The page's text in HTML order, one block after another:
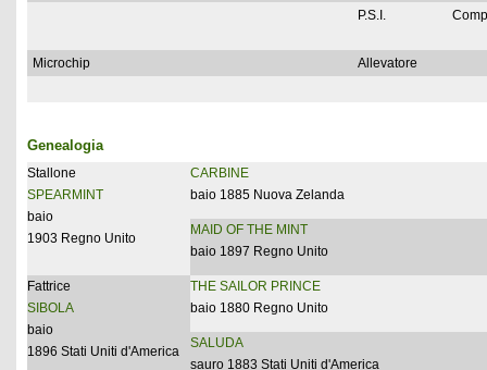
P.S.I.
Microchip Allevatore
Genealogia
Stallone
SPEARMINT
baio
1903 Regno Unito
CARBINE
baio 1885 Nuova Zelanda
MAID OF THE MINT
baio 1897 Regno Unito
Fattrice
SIBOLA
baio
1896 Stati Uniti d'America
THE SAILOR PRINCE
baio 1880 Regno Unito
SALUDA
sauro 1883 Stati Uniti d'America